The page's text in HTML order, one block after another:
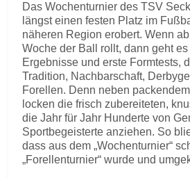
Das Wochenturnier des TSV
längst einen festen Platz im
näheren Region erobert. Wenn
Woche der Ball rollt, dann geht
Ergebnisse und erste Formtests,
Tradition, Nachbarschaft,
Forellen. Denn neben
locken die frisch zubereiteten,
die Jahr für Jahr Hunderte von
Sportbegeisterte anziehen. So
dass aus dem „Wochenturnier“
„Forellenturnier“ wurde und